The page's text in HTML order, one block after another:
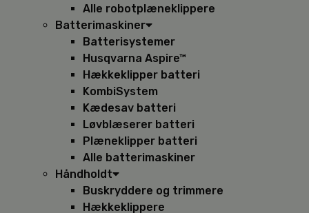
Alle robotplæneklippere
Batterimaskiner
Batterisystemer
Husqvarna Aspire™
Hækkeklipper batteri
KombiSystem
Kædesav batteri
Løvblæserer batteri
Plæneklipper batteri
Alle batterimaskiner
Håndholdt
Buskryddere og trimmere
Hækkeklippere